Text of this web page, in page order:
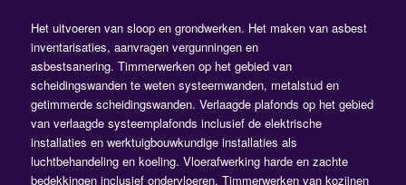
Het uitvoeren van sloop en grondwerken. Het maken van asbest
inventarisaties, aanvragen vergunningen en
asbestsanering. Timmerwerken op het gebied van
scheidingswanden te weten systeemwanden, metalstud en
getimmerde scheidingswanden. Verlaagde plafonds op het gebied
van verlaagde systeemplafonds inclusief de elektrische
installaties en werktuigbouwkundige installaties als
luchtbehandeling en koeling. Vloerafwerking harde en zachte
bedekkingen inclusief ondervloeren. Timmerwerken van kozijnen